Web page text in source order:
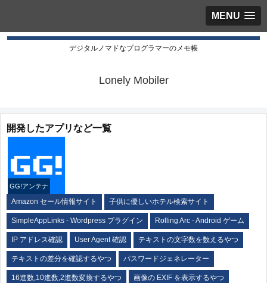
MENU
デジタルノマドなプログラマーのメモ帳
Lonely Mobiler
開発したアプリなど一覧
GG!アンテナ
Amazon セール情報サイト 子供に優しいホテル検索サイト
SimpleAppLinks - Wordpress プラグイン Rolling Arc - Android ゲーム
IP アドレス確認 User Agent 確認 テキストの文字数を数えるやつ
テキストの差分を確認するやつ パスワードジェネレーター
16進数,10進数,2進数変換するやつ 画像の EXIF を表示するやつ